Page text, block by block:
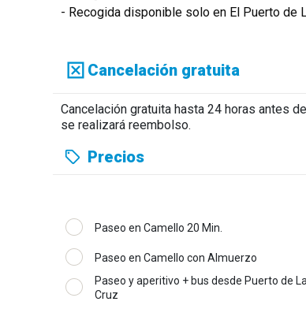
- Recogida disponible solo en El Puerto de
Cancelación gratuita
Cancelación gratuita hasta 24 horas antes
se realizará reembolso.
Precios
Paseo en Camello 20 Min.
Paseo en Camello con Almuerzo
Paseo y aperitivo + bus desde Puerto de La
Cruz